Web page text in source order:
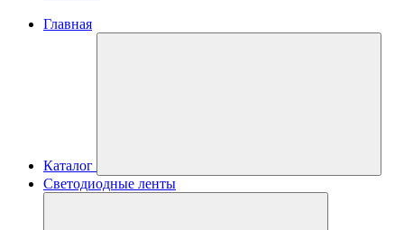
Главная
Каталог
Светодиодные ленты